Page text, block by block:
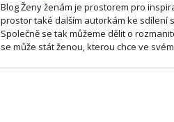
Blog Ženy ženám je prostorem pro
prostor také dalším autorkám ke sdílení
Společně se tak můžeme dělit o
se může stát ženou, kterou chce ve